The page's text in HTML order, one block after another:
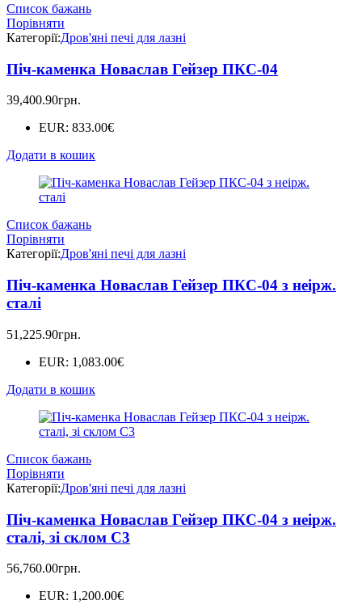
Список бажань
Порівняти
Категорії:Дров'яні печі для лазні
Піч-каменка Новаслав Гейзер ПКС-04
39,400.90грн.
EUR: 833.00€
Додати в кошик
Список бажань
Порівняти
Категорії:Дров'яні печі для лазні
Піч-каменка Новаслав Гейзер ПКС-04 з неірж.
сталі
51,225.90грн.
EUR: 1,083.00€
Додати в кошик
Список бажань
Порівняти
Категорії:Дров'яні печі для лазні
Піч-каменка Новаслав Гейзер ПКС-04 з неірж.
сталі, зі склом С3
56,760.00грн.
EUR: 1,200.00€